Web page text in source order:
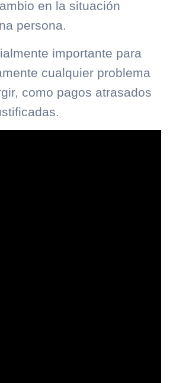
en la situación
persona.
importante para
cualquier problema
como pagos atrasados